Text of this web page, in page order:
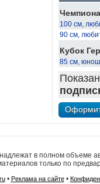
100 см,
90 см,
Кубок
85 см,
в полном объеме
только по
• Реклама на сайте•